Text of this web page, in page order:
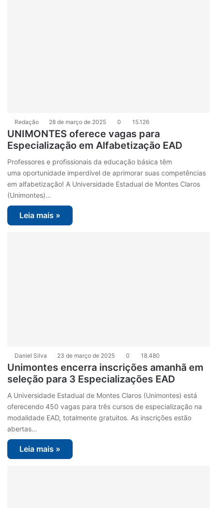
Redação 28 de março de 2025 0 15.126
UNIMONTES oferece vagas para
Especialização em Alfabetização EAD
Professores e profissionais da educação básica têm
uma oportunidade imperdível de aprimorar suas competências
em alfabetização! A Universidade Estadual de Montes Claros
(Unimontes)…
Leia mais »
Daniel Silva 23 de março de 2025 0 18.480
Unimontes encerra inscrições amanhã em
seleção para 3 Especializações EAD
A Universidade Estadual de Montes Claros (Unimontes) está
oferecendo 450 vagas para três cursos de especialização na
modalidade EAD, totalmente gratuitos. As inscrições estão
abertas…
Leia mais »